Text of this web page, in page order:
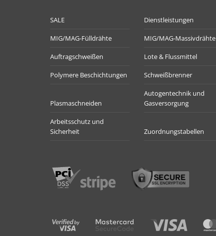
SALE Dienstleistungen
MIG/MAG-Fülldrähte MIG/MAG-Massivdrähte
Auftragschweißen Lote & Flussmittel
Polymere Beschichtungen Schweißbrenner
Plasmaschneiden
Autogentechnik und
Gasversorgung
Arbeitsschutz und
Sicherheit
Zuordnungstabellen